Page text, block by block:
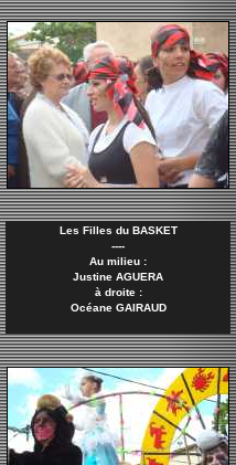
Les Filles du BASKET
----
Au milieu :
Justine AGUERA
à droite :
Océane GAIRAUD